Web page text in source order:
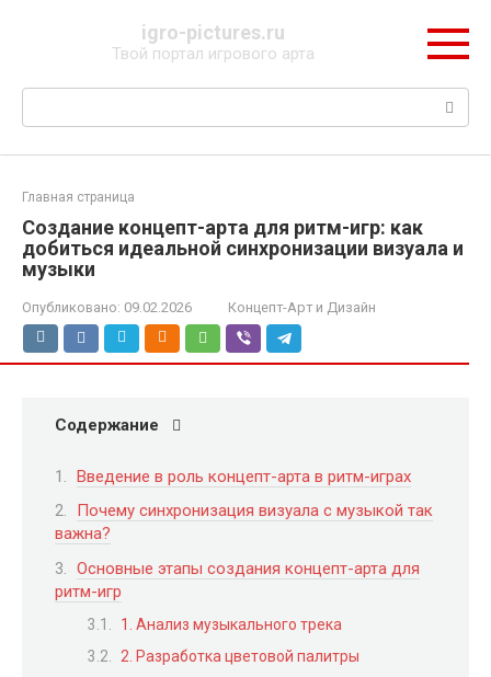
igro-pictures.ru
Твой портал игрового арта
Поиск:
Главная страница
Создание концепт-арта для ритм-игр: как
добиться идеальной синхронизации визуала и
музыки
Опубликовано: 09.02.2026 Концепт-Арт и Дизайн
Содержание
Введение в роль концепт-арта в ритм-играх
Почему синхронизация визуала с музыкой так
важна?
Основные этапы создания концепт-арта для
ритм-игр
1. Анализ музыкального трека
2. Разработка цветовой палитры